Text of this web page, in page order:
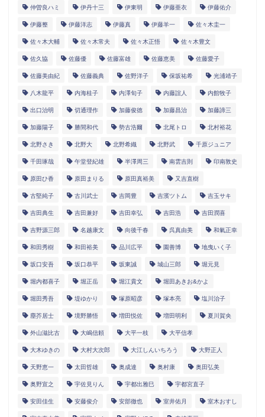
仲曽良ハミ 伊丹十三 伊東明 伊藤亜衣 伊藤佑介
伊藤整 伊藤洋志 伊藤真 伊藤羊一 佐々木圭一
佐々木大輔 佐々木常夫 佐々木正悟 佐々木豊文
佐久協 佐藤優 佐藤富雄 佐藤恵美 佐藤愛子
佐藤美由紀 佐藤義典 佐野洋子 保坂祐希 光浦靖子
八木龍平 内海桂子 内澤旬子 内藤誼人 内館牧子
出口治明 切通理作 加藤俊徳 加藤昌治 加藤諦三
加藤陽子 勝間和代 勢古浩爾 北尾トロ 北村裕花
北野さき 北野大 北野希織 北野武 千原ジュニア
千田琢哉 午堂登紀雄 半澤周三 南雲吉則 印南敦史
原田ひ香 原田まりる 原田真裕美 又吉直樹
古堅純子 古川武士 吉岡豊 吉濱ツトム 吉玉サキ
吉田典生 吉田兼好 吉田幸弘 吉田浩 吉田潤喜
吉野源三郎 名越康文 向後千春 呉真由美 和氣正幸
和田秀樹 和田裕美 品川広平 園善博 地曳いく子
坂口安吾 坂口恭平 坂東誠 城山三郎 堀元見
堀内都喜子 堀正岳 堀江貴文 堀田あきお&かよ
堀田秀吾 堤ゆかり 塚原昭彦 塚本亮 塩川治子
塵芥居士 境野勝悟 増田悦佐 増田明利 夏川賀央
外山滋比古 大嶋信頼 大平一枝 大平信孝
大木ゆきの 大村大次郎 大江しんいちろう 大野正人
天野恵一 太田哲雄 奥成達 奥村康 奥田弘美
奥野宣之 宇佐見りん 宇都出雅巳 宇都宮直子
安田佳生 安藤俊介 安部徹也 室井佑月 室木おすし